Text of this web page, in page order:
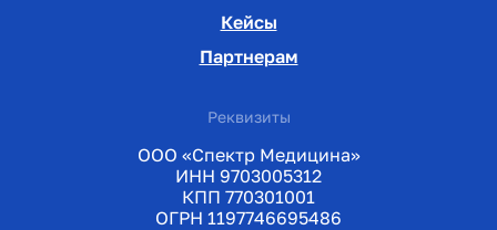
Кейсы
Партнерам
Реквизиты
ООО «Спектр Медицина»
ИНН 9703005312
КПП 770301001
ОГРН 1197746695486